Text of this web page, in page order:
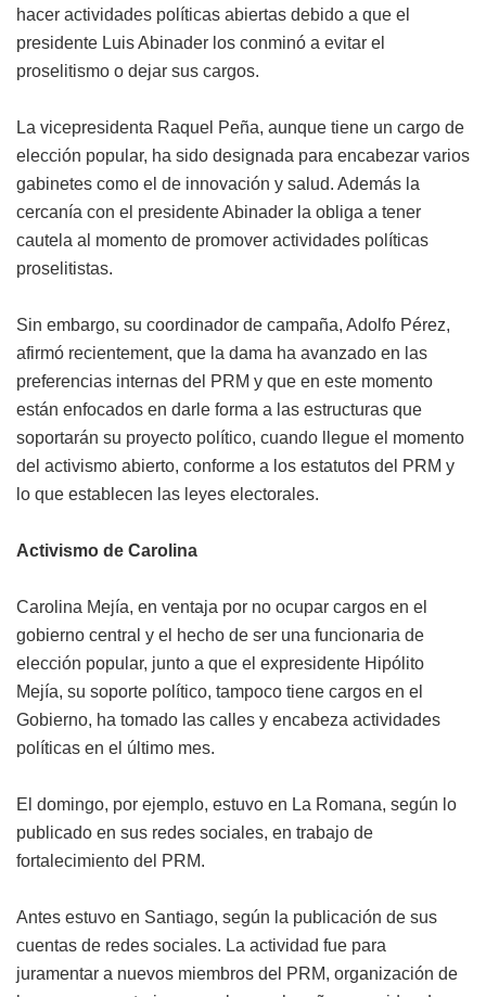
hacer actividades políticas abiertas debido a que el
presidente Luis Abinader los conminó a evitar el
proselitismo o dejar sus cargos.
La vicepresidenta Raquel Peña, aunque tiene un cargo de
elección popular, ha sido designada para encabezar varios
gabinetes como el de innovación y salud. Además la
cercanía con el presidente Abinader la obliga a tener
cautela al momento de promover actividades políticas
proselitistas.
Sin embargo, su coordinador de campaña, Adolfo Pérez,
afirmó recientement, que la dama ha avanzado en las
preferencias internas del PRM y que en este momento
están enfocados en darle forma a las estructuras que
soportarán su proyecto político, cuando llegue el momento
del activismo abierto, conforme a los estatutos del PRM y
lo que establecen las leyes electorales.
Activismo de Carolina
Carolina Mejía, en ventaja por no ocupar cargos en el
gobierno central y el hecho de ser una funcionaria de
elección popular, junto a que el expresidente Hipólito
Mejía, su soporte político, tampoco tiene cargos en el
Gobierno, ha tomado las calles y encabeza actividades
políticas en el último mes.
El domingo, por ejemplo, estuvo en La Romana, según lo
publicado en sus redes sociales, en trabajo de
fortalecimiento del PRM.
Antes estuvo en Santiago, según la publicación de sus
cuentas de redes sociales. La actividad fue para
juramentar a nuevos miembros del PRM, organización de